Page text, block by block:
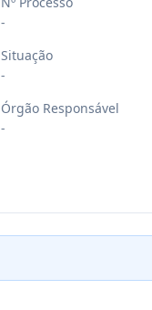
-
Situação
-
Órgão Responsável
-